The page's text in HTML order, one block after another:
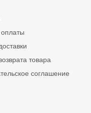
товара
соглашение